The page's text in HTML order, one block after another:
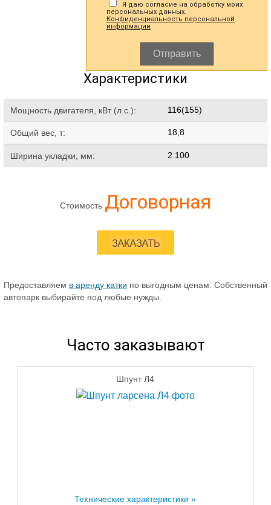
Я даю согласие на обработку моих
персональных данных.
Конфиденциальность персональной
информации
Отправить
Характеристики
Мощность двигателя, кВт (л.с.): 116(155)
Общий вес, т: 18,8
Ширина укладки, мм: 2 100
Стоимость Договорная
Предоставляем в аренду катки по выгодным ценам. Собственный
автопарк выбирайте под любые нужды.
Часто заказывают
Шпунт Л4
Технические характеристики »